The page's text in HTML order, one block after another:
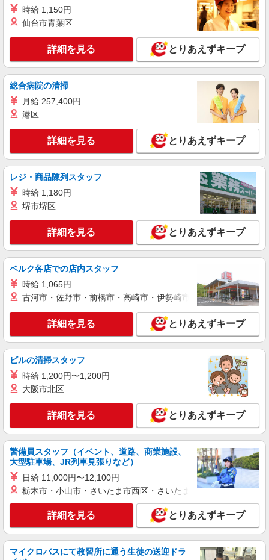
＊日曜祝日：時給1,810円〜 ーーーーーーー
栃木県宇都宮市中今泉五丁目23番12号 KY事
キープ 詳細を見る
アルバイト
登録ヘルパー
【介護福祉士】 時給1,590円 ◎週20時間以上
勤務（社保加入者）の場合は時給1,610円 ＊早朝
夜間（〜8:00、18:00〜）：時給1,988円〜 ＊日曜
以上勤務（社保加入者）の場合は時給1,530円 ＊
早朝夜間（〜8:00、18:00〜）：時給1,888円〜 ＊
日曜祝日：時給1,810円〜 ◎身体介助、生活援助
が同時給 ◎キャンセル手当：職務時給の60％支給
栃木県宇都宮市中今泉五丁目23番12号 KY事
詳細を見る
アルバイト パート
SOMPOケア 雀宮 訪問介護/3360cc2
登録ヘルパー
勤務（社保加入者）の場合は時給1,610円 ＊早朝
夜間（〜8:00、18:00〜）：時給1,988円〜 ＊日曜
祝日：時給1,890円〜 【実務者研修・初任者研修
（ヘルパー1級・2級）】 時給1,510円 ◎週20時間
以上勤務（社保加入者）の場合は時給1,530円 ＊
早朝夜間（〜8:00、18:00〜）：時給1,888円〜 ＊
日曜祝日：時給1,810円〜 ◎身体介助、生活援助
が同時給 ◎キャンセル手当：職務時給の60％支給
栃木県宇都宮市雀の宮4丁目26番9号 百目鬼
事務所103号
キープ 詳細を見る
派遣社員
株式会社kotrio /●UT-H-2068467
≪宇都宮市≫介護の現場で心を燃やせ！！！デ
イサービスSTAFF
時給1500円〜2125円 ＜日払い有/週払い有/交
通費全支給(ガソリン代含む)＞
宇都宮市
キープ 詳細を見る
株式会社ブレイブ（マイナビグループ）/MD09
介護スタッフ ◆デイサービス、サービス付き
高齢者向け住宅、グループホームなど様々な勤
時給 1,150円
仙台市青葉区
詳細を見る とりあえずキープ
総合病院の清掃
月給 257,400円
港区
詳細を見る とりあえずキープ
レジ・商品陳列スタッフ
時給 1,180円
堺市堺区
詳細を見る とりあえずキープ
ベルク各店での店内スタッフ
時給 1,065円
古河市・佐野市・前橋市・高崎市・伊勢崎市・太田市・館林市
詳細を見る とりあえずキープ
ビルの清掃スタッフ
時給 1,200円〜1,200円
大阪市北区
詳細を見る とりあえずキープ
警備員スタッフ（イベント、道路、商業施設、
大型駐車場、JR列車見張りなど）
日給 11,000円〜12,100円
栃木市・小山市・さいたま市西区・さいたま市岩槻区・久喜市・
詳細を見る とりあえずキープ
マイクロバスにて教習所に通う生徒の送迎ドラ